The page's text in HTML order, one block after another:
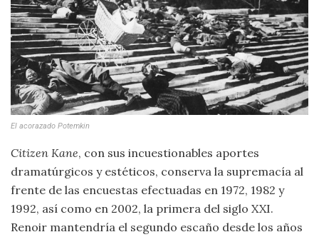
El acorazado Potemkin
Citizen Kane, con sus incuestionables aportes
dramatúrgicos y estéticos, conserva la supremacía al
frente de las encuestas efectuadas en 1972, 1982 y
1992, así como en 2002, la primera del siglo XXI.
Renoir mantendría el segundo escaño desde los años